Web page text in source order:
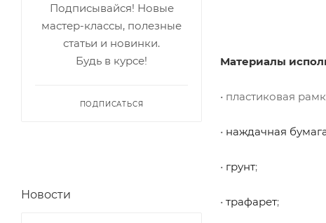
Материалы
• пластиковая
• наждачная
• грунт;
• трафарет;
Подписывайся! Новые
мастер-классы, полезные
статьи и новинки.
Будь в курсе!
ПОДПИСАТЬСЯ
Новости